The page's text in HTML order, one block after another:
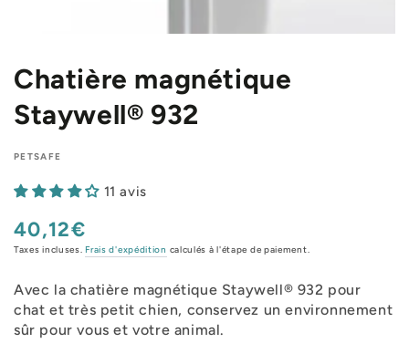
Chatière magnétique
Staywell® 932
PETSAFE
11 avis
Prix
normal
40,12€
Taxes incluses. Frais d'expédition calculés à l'étape de paiement.
Avec la chatière magnétique Staywell® 932 pour
chat et très petit chien, conservez un environnement
sûr pour vous et votre animal.